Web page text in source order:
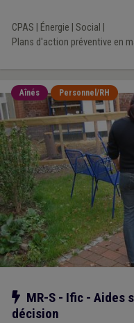
CPAS Énergie Social
Plans d'action préventive en
Aînés Personnel/RH
Notre action
MR-S - Ific - Aides
décision